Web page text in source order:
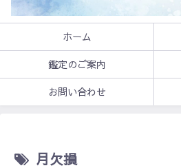
ホーム
鑑定のご案内
お問い合わせ
月欠損